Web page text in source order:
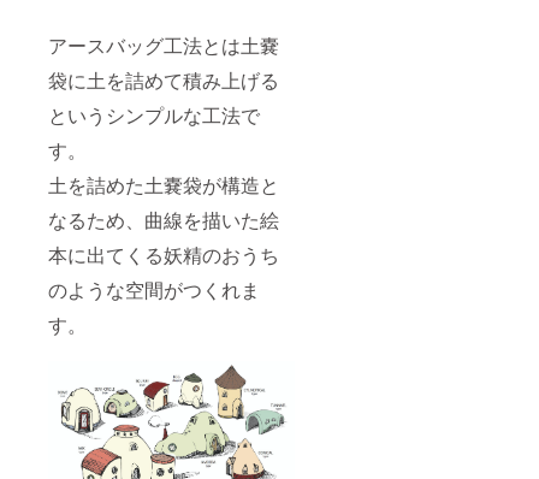
アースバッグ工法とは土嚢
袋に土を詰めて積み上げる
というシンプルな工法で
す。
土を詰めた土嚢袋が構造と
なるため、曲線を描いた絵
本に出てくる妖精のおうち
のような空間がつくれま
す。